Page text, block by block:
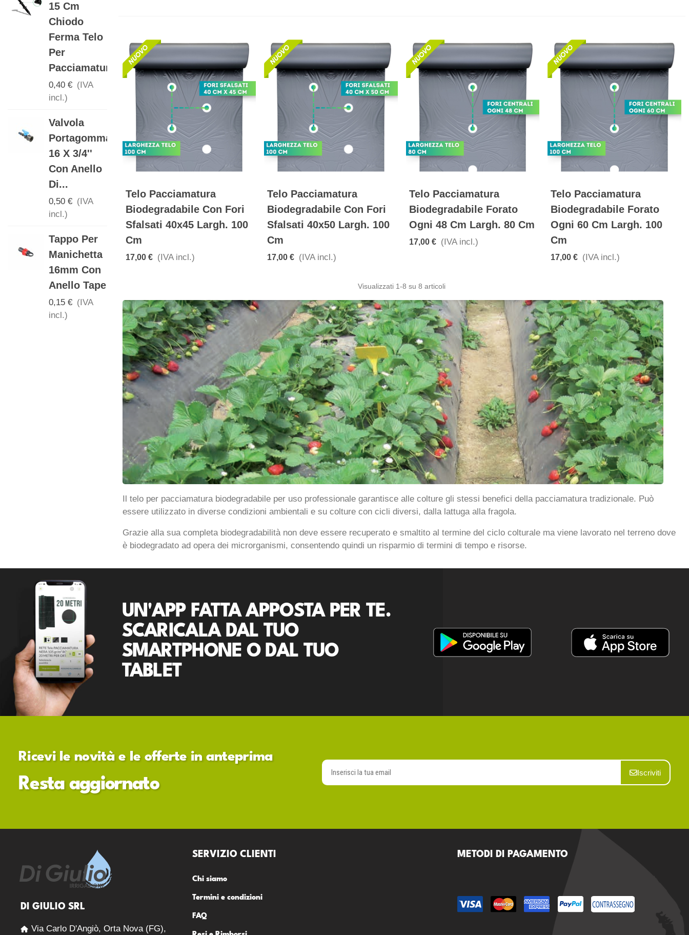
15 Cm
Chiodo
Ferma Telo
Per
Pacciamatura
0,40 € (IVA
incl.)
Valvola
Portagomma
16 X 3/4''
Con Anello
Di...
0,50 € (IVA
incl.)
Tappo Per
Manichetta
16mm Con
Anello Tape
0,15 € (IVA
incl.)
16mm Con
Anello Tape
0,15 € (IVA
incl.)
Gomito
Portagomma
16mm Per
Ala
Gocciolante
incl.)
Valvola Per
16 X 3/4
0,50 € (IVA
incl.)
Telo Pacciamatura
Biodegradabile Con Fori
Sfalsati 40x45 Largh. 100
Cm
17,00 € (IVA incl.)
Telo Pacciamatura
Biodegradabile Con Fori
Sfalsati 40x50 Largh. 100
Cm
17,00 € (IVA incl.)
Telo Pacciamatura
Biodegradabile Forato
Ogni 48 Cm Largh. 80 Cm
17,00 € (IVA incl.)
Telo Pacciamatura
Biodegradabile Forato
Ogni 60 Cm Largh. 100
Cm
17,00 € (IVA incl.)
Visualizzati 1-8 su 8 articoli
Il telo per pacciamatura biodegradabile per uso professionale garantisce alle colture gli stessi benefici della pacciamatura tradizionale. Può
essere utilizzato in diverse condizioni ambientali e su colture con cicli diversi, dalla lattuga alla fragola.
Grazie alla sua completa biodegradabilità non deve essere recuperato e smaltito al termine del ciclo colturale ma viene lavorato nel terreno dove
è biodegradato ad opera dei microrganismi, consentendo quindi un risparmio di termini di tempo e risorse.
UN'APP FATTA APPOSTA PER TE.
SCARICALA DAL TUO
SMARTPHONE O DAL TUO
TABLET
Ricevi le novità e le offerte in anteprima
Resta aggiornato
Iscriviti
DI GIULIO SRL
Via Carlo D'Angiò, Orta Nova (FG),
SERVIZIO CLIENTI
Chi siamo
Termini e condizioni
FAQ
METODI DI PAGAMENTO